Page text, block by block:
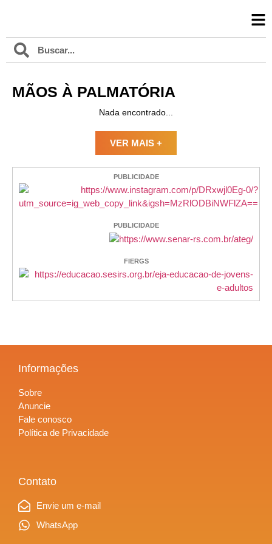
MÃOS À PALMATÓRIA
Nada encontrado...
VER MAIS +
PUBLICIDADE
PUBLICIDADE
FIERGS
Informações
Sobre
Anuncie
Fale conosco
Política de Privacidade
Contato
Envie um e-mail
WhatsApp